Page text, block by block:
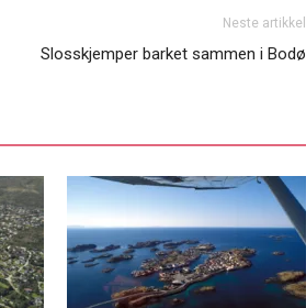
Neste artikkel
Slosskjemper barket sammen i Bodø